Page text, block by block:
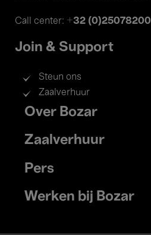
Call center: +32 (0)25078200
Join & Support
Steun ons
Zaalverhuur
Footer
menu
Over Bozar
Zaalverhuur
Pers
Werken bij Bozar